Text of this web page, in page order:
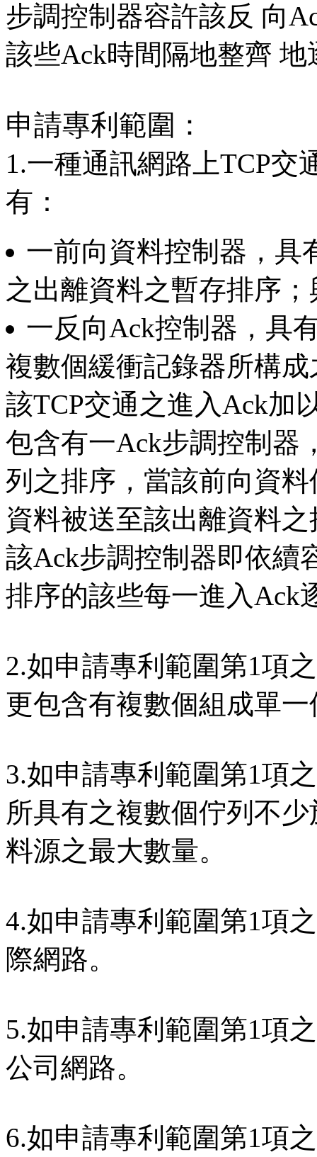
步調控制器容許該反 向
該些Ack時間隔地整齊
申請專利範圍：
1.一種通訊網路上TCP交
有：
一前向資料控制器，具
之出離資料之暫存排序；
一反向Ack控制器，具
複數個緩衝記錄器所構
該TCP交通之進入Ack加
包含有一Ack步調控制器
列之排序，當該前向資
資料被送至該出離資料
該Ack步調控制器即依續
排序的該些每一進入Ack
2.如申請專利範圍第1項
更包含有複數個組成單
3.如申請專利範圍第1項
所具有之複數個佇列不
料源之最大數量。
4.如申請專利範圍第1項
際網路。
5.如申請專利範圍第1項
公司網路。
6.如申請專利範圍第1項